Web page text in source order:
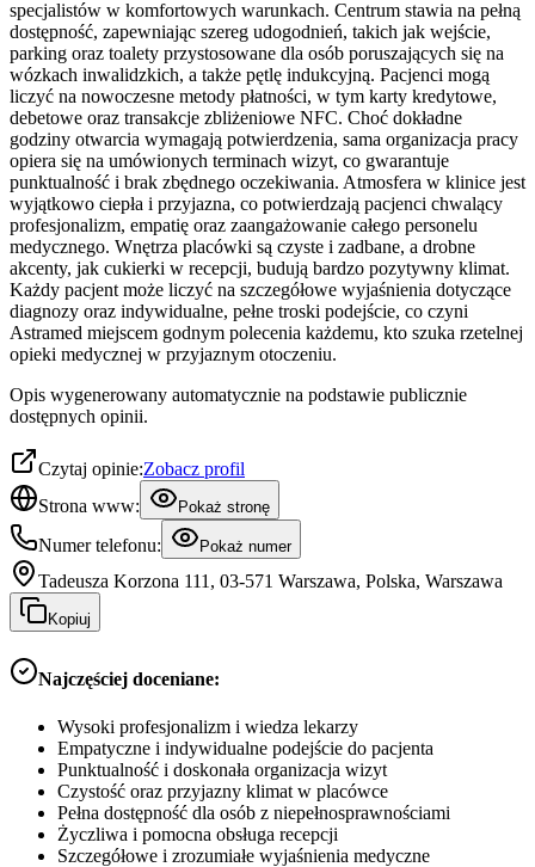
specjalistów w komfortowych warunkach. Centrum stawia na pełną
dostępność, zapewniając szereg udogodnień, takich jak wejście,
parking oraz toalety przystosowane dla osób poruszających się na
wózkach inwalidzkich, a także pętlę indukcyjną. Pacjenci mogą
liczyć na nowoczesne metody płatności, w tym karty kredytowe,
debetowe oraz transakcje zbliżeniowe NFC. Choć dokładne
godziny otwarcia wymagają potwierdzenia, sama organizacja pracy
opiera się na umówionych terminach wizyt, co gwarantuje
punktualność i brak zbędnego oczekiwania. Atmosfera w klinice jest
wyjątkowo ciepła i przyjazna, co potwierdzają pacjenci chwalący
profesjonalizm, empatię oraz zaangażowanie całego personelu
medycznego. Wnętrza placówki są czyste i zadbane, a drobne
akcenty, jak cukierki w recepcji, budują bardzo pozytywny klimat.
Każdy pacjent może liczyć na szczegółowe wyjaśnienia dotyczące
diagnozy oraz indywidualne, pełne troski podejście, co czyni
Astramed miejscem godnym polecenia każdemu, kto szuka rzetelnej
opieki medycznej w przyjaznym otoczeniu.
Opis wygenerowany automatycznie na podstawie publicznie
dostępnych opinii.
Czytaj opinie:Zobacz profil
Strona www:
Pokaż stronę
Numer telefonu: Pokaż numer
Tadeusza Korzona 111, 03-571 Warszawa, Polska, Warszawa
Kopiuj
Najczęściej doceniane:
Wysoki profesjonalizm i wiedza lekarzy
Empatyczne i indywidualne podejście do pacjenta
Punktualność i doskonała organizacja wizyt
Czystość oraz przyjazny klimat w placówce
Pełna dostępność dla osób z niepełnosprawnościami
Życzliwa i pomocna obsługa recepcji
Szczegółowe i zrozumiałe wyjaśnienia medyczne